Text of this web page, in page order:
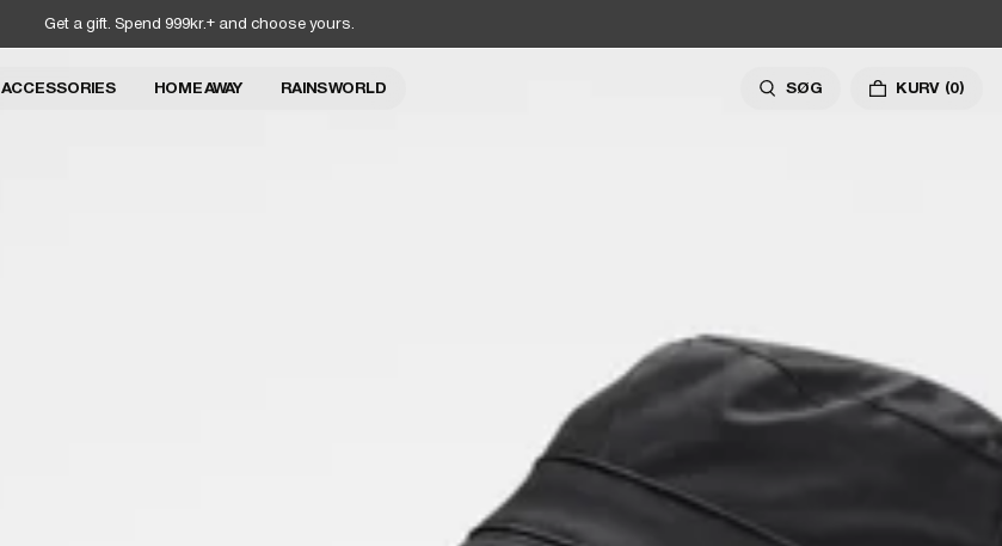
Get a gift. Spend 999kr.+ and choose yours.
ACCESSORIES HOME AWAY RAINS WORLD SØG KURV (0)